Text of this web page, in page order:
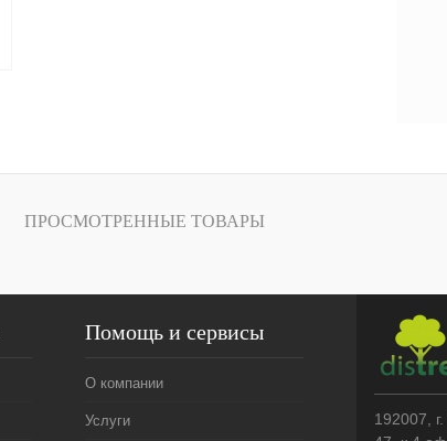
ПРОСМОТРЕННЫЕ ТОВАРЫ
Помощь и сервисы
О компании
Услуги 192007 , г.